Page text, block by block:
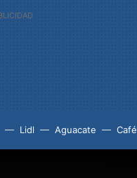
Lidl Aguacate Café